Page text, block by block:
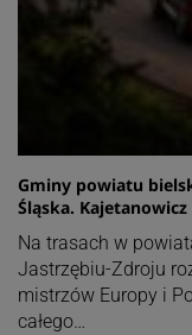
Gminy powiatu
Śląska.
Na trasach w
Jastrzębiu-Zdroju
mistrzów Europy i
całego…